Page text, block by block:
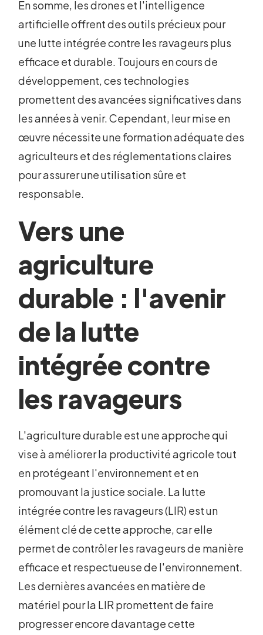
En somme, les drones et l'intelligence
artificielle offrent des outils précieux pour
une lutte intégrée contre les ravageurs plus
efficace et durable. Toujours en cours de
développement, ces technologies
promettent des avancées significatives dans
les années à venir. Cependant, leur mise en
œuvre nécessite une formation adéquate des
agriculteurs et des réglementations claires
pour assurer une utilisation sûre et
responsable.
Vers une
agriculture
durable : l'avenir
de la lutte
intégrée contre
les ravageurs
L'agriculture durable est une approche qui
vise à améliorer la productivité agricole tout
en protégeant l'environnement et en
promouvant la justice sociale. La lutte
intégrée contre les ravageurs (LIR) est un
élément clé de cette approche, car elle
permet de contrôler les ravageurs de manière
efficace et respectueuse de l'environnement.
Les dernières avancées en matière de
matériel pour la LIR promettent de faire
progresser encore davantage cette